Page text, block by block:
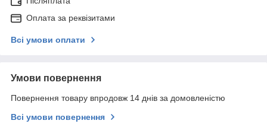
Оплата за реквізитами
Всі умови оплати
Умови повернення
Повернення товару впродовж 14 днів за домовленістю
Всі умови повернення